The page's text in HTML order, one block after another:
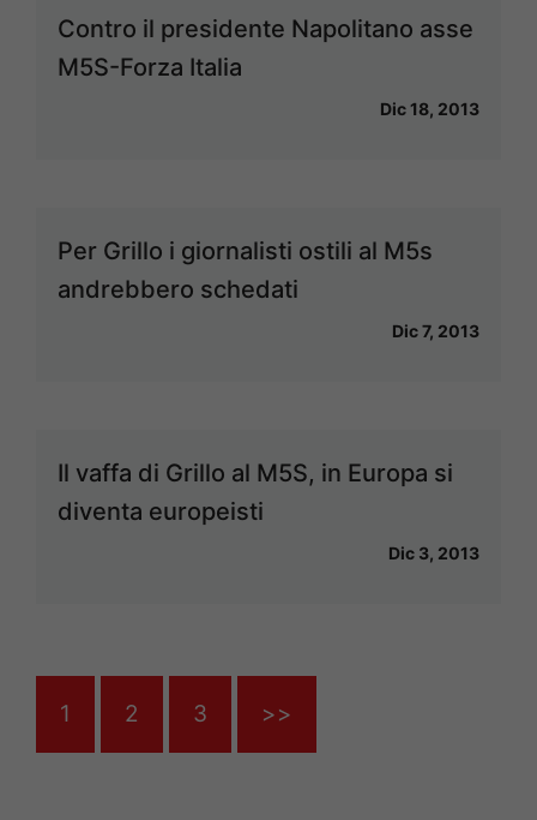
Contro il presidente Napolitano asse
M5S-Forza Italia
Dic 18, 2013
Per Grillo i giornalisti ostili al M5s
andrebbero schedati
Dic 7, 2013
Il vaffa di Grillo al M5S, in Europa si
diventa europeisti
Dic 3, 2013
1 2 3 >>